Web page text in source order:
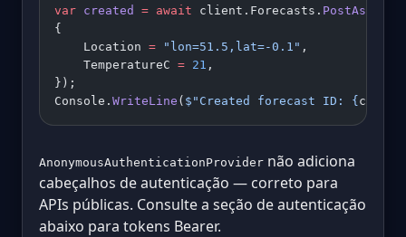
var created = await client.Forecasts. PostAsync
{
    Location
= "lon=51.5,lat=-0.1" ,
    TemperatureC
= 21 ,
});
Console. WriteLine ( $"Created forecast ID: {
AnonymousAuthenticationProvider não adiciona
cabeçalhos de autenticação — correto para
APIs públicas. Consulte a seção de autenticação
abaixo para tokens Bearer.